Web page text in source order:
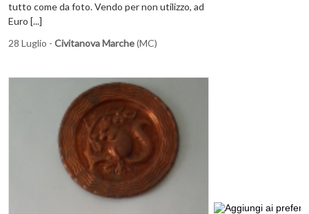
tutto come da foto. Vendo per non utilizzo, ad
Euro [...]
28 Luglio - Civitanova Marche(MC)